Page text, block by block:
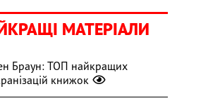
МАТЕРІАЛИ
Браун: ТОП найкращих
книжок